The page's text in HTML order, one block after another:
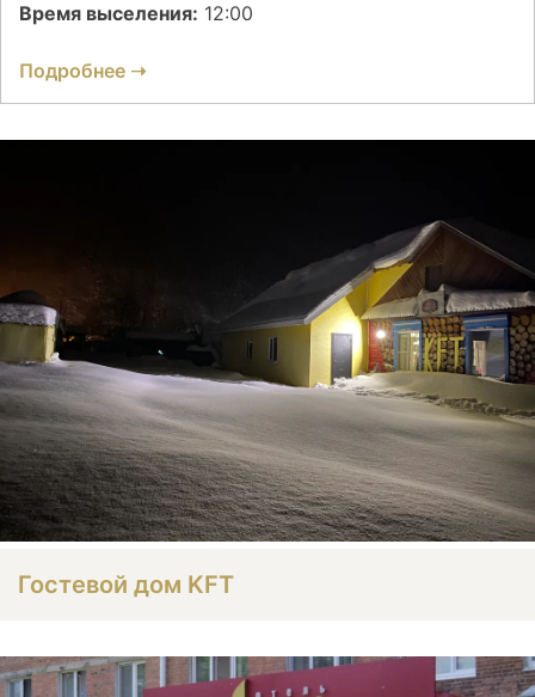
Время выселения: 12:00
Подробнее ➝
Гостевой дом KFT